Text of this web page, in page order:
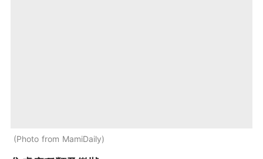
Photo from MamiDaily